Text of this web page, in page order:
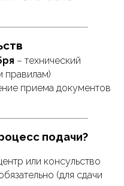
– технический
правилам)
приема документов
подачи?
или консульство
(для сдачи